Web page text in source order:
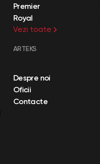
Premier
Royal
Vezi toate
ARTEKS
Despre noi
Oficii
Contacte